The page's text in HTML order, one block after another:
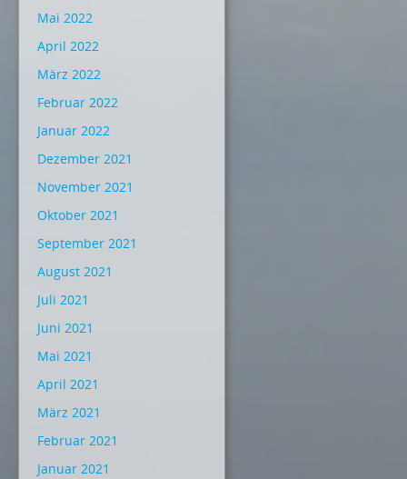
Mai 2022
April 2022
März 2022
Februar 2022
Januar 2022
Dezember 2021
November 2021
Oktober 2021
September 2021
August 2021
Juli 2021
Juni 2021
Mai 2021
April 2021
März 2021
Februar 2021
Januar 2021